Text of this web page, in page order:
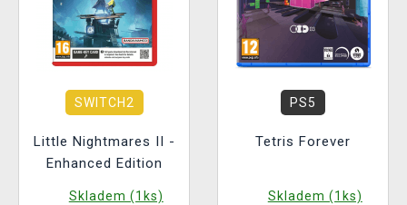
SWITCH2
Little Nightmares II -
Enhanced Edition
Skladem (1ks)
PS5
Tetris Forever
Skladem (1ks)